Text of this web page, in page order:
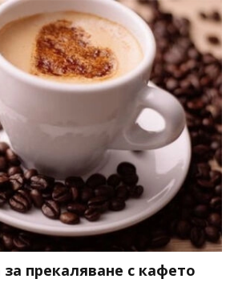
прекаляване с кафето